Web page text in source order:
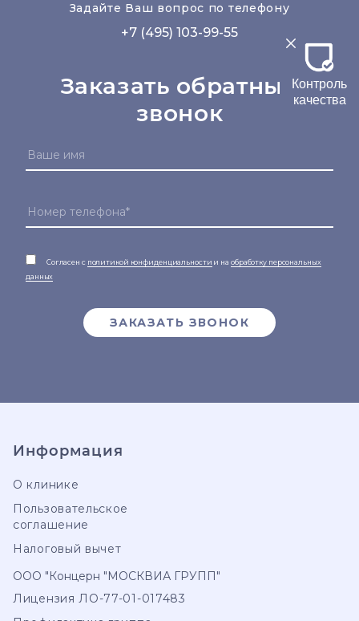
Задайте Ваш вопрос по телефону
+7 (495) 103-99-55
Заказать обратный
звонок
Согласен с политикой конфиденциальности и на обработку персональных
данных
ЗАКАЗАТЬ ЗВОНОК
Информация
О клинике
Пользовательское
соглашение
Налоговый вычет
ООО "Концерн "МОСКВИА ГРУПП"
Лицензия ЛО-77-01-017483
Контроль
качества